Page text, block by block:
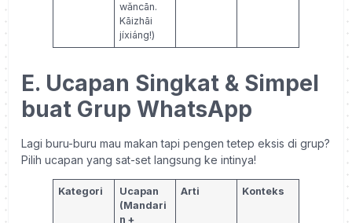
wǎncān.
Kāizhāi
jíxiáng!)
E. Ucapan Singkat & Simpel
buat Grup WhatsApp
Lagi buru-buru mau makan tapi pengen tetep eksis di grup?
Pilih ucapan yang sat-set langsung ke intinya!
Kategori
Ucapan
(Mandari
n +
Arti Konteks